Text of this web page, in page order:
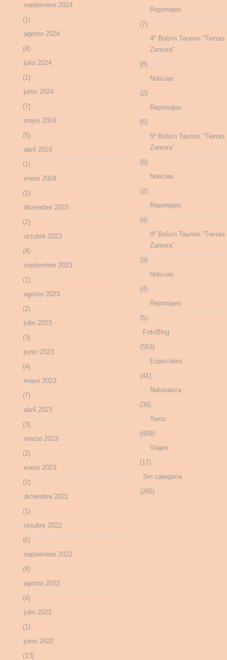
septiembre 2024
(1)
agosto 2024
(4)
julio 2024
(1)
junio 2024
(7)
mayo 2024
(5)
abril 2024
(1)
enero 2024
(1)
diciembre 2023
(2)
octubre 2023
(4)
septiembre 2023
(1)
agosto 2023
(2)
julio 2023
(3)
junio 2023
(4)
mayo 2023
(7)
abril 2023
(3)
marzo 2023
(2)
enero 2023
(2)
diciembre 2022
(1)
octubre 2022
(6)
septiembre 2022
(8)
agosto 2022
(4)
julio 2022
(1)
junio 2022
(13)
Reportajes
(7)
4º Bolsín Taurino "Tierras
Zamora"
(8)
Noticias
(2)
Reportajes
(6)
5º Bolsín Taurino "Tierras
Zamora"
(6)
Noticias
(2)
Reportajes
(4)
8º Bolsín Taurino "Tierras
Zamora"
(9)
Noticias
(4)
Reportajes
(5)
FotoBlog
(553)
Especiales
(41)
Naturaleza
(38)
Toros
(459)
Viajes
(17)
Sin categoría
(265)